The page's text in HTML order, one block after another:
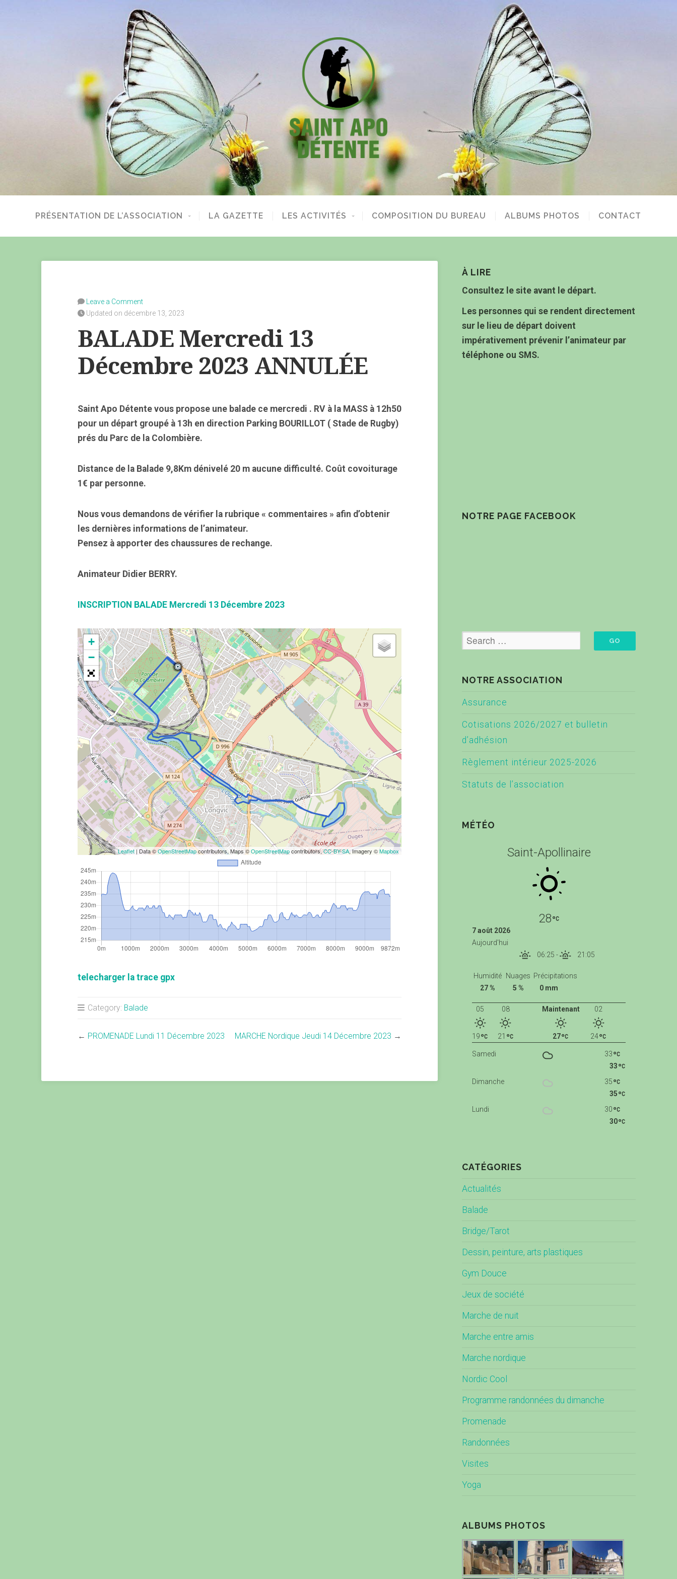
PRÉSENTATION DE L’ASSOCIATION LA GAZETTE LES ACTIVITÉS COMPOSITION DU BUREAU ALBUMS PHOTOS CONTACT
Leave a Comment
Updated on décembre 13, 2023
BALADE Mercredi 13
Décembre 2023 ANNULÉE
Saint Apo Détente vous propose une balade ce mercredi . RV à la MASS à 12h50
pour un départ groupé à 13h en direction Parking BOURILLOT ( Stade de Rugby)
prés du Parc de la Colombière.
Distance de la Balade 9,8Km dénivelé 20 m aucune difficulté. Coût covoiturage
1€ par personne.
Nous vous demandons de vérifier la rubrique « commentaires » afin d’obtenir
les dernières informations de l’animateur.
Pensez à apporter des chaussures de rechange.
Animateur Didier BERRY.
INSCRIPTION BALADE Mercredi 13 Décembre 2023
+
−
Leaflet | Data ©OpenStreetMapcontributors, Maps ©OpenStreetMapcontributors,CC-BY-SA, Imagery ©Mapbox
telecharger la trace gpx
Category: Balade
← PROMENADE Lundi 11 Décembre 2023 MARCHE Nordique Jeudi 14 Décembre 2023 →
À LIRE
Consultez le site avant le départ.
Les personnes qui se rendent directement
sur le lieu de départ doivent
impérativement prévenir l’animateur par
téléphone ou SMS.
NOTRE PAGE FACEBOOK
NOTRE ASSOCIATION
Assurance
Cotisations 2026/2027 et bulletin
d’adhésion
Règlement intérieur 2025-2026
Statuts de l’association
MÉTÉO
Saint-Apollinaire
28
7 août 2026
Aujourd'hui
06:25 - 21:05
Humidité
27 %
Nuages
5 %
Précipitations
0 mm
Maintenant
27
02
24
05
19
08
21
Samedi
33
33
Dimanche
35
35
Lundi
30
30
CATÉGORIES
Actualités
Balade
Bridge/Tarot
Dessin, peinture, arts plastiques
Gym Douce
Jeux de société
Marche de nuit
Marche entre amis
Marche nordique
Nordic Cool
Programme randonnées du dimanche
Promenade
Randonnées
Visites
Yoga
ALBUMS PHOTOS